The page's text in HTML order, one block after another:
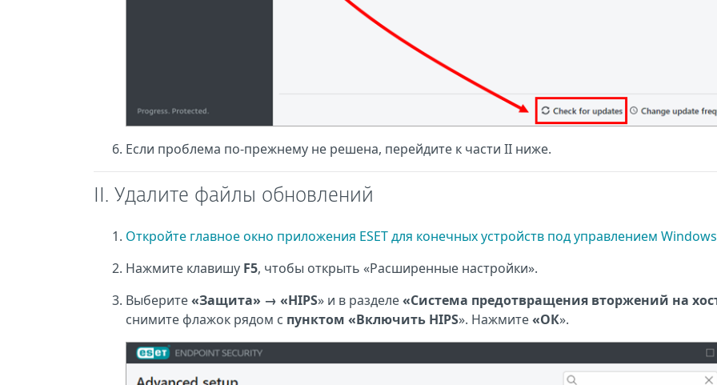
Если проблема по-прежнему не решена, перейдите к части II ниже.
II. Удалите файлы обновлений
Откройте главное окно приложения ESET для конечных устройств под управлением Windows
Нажмите клавишу F5, чтобы открыть «Расширенные настройки».
Выберите«Защита» → «HIPS» и в разделе«Система предотвращения вторжений на
снимите флажок рядом с пунктом «Включить HIPS». Нажмите«ОК».